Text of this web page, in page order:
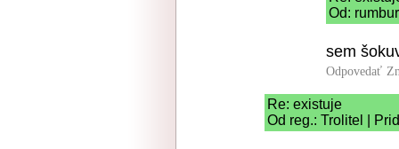
Od:
sem
Odpovedať
Re: existuje
Od reg.: Trolitel |